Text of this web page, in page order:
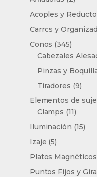
Acoples y
Carros y
Conos 345345
Cabezales
Pinzas y
Tiradores 99
Elementos de
Clamps 1111
Iluminación 1515
Izaje 55
productos
Platos Magnéticos
Puntos Fijos y